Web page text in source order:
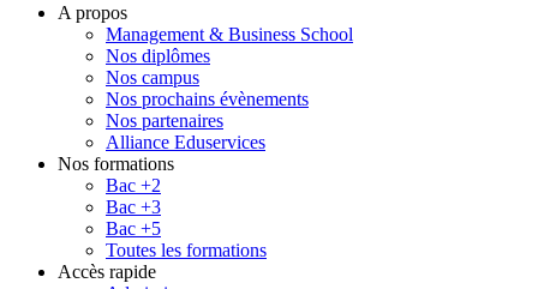
A propos
Management & Business School
Nos diplômes
Nos campus
Nos prochains évènements
Nos partenaires
Alliance Eduservices
Nos formations
Bac +2
Bac +3
Bac +5
Toutes les formations
Accès rapide